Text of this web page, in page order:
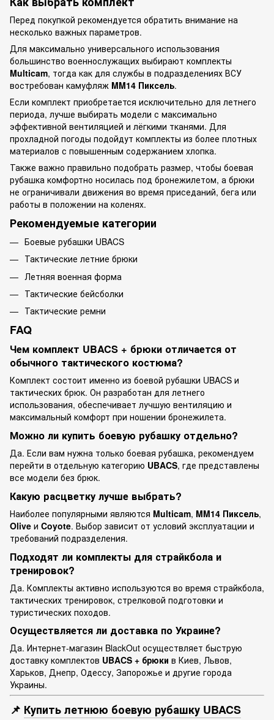
Перед покупкой рекомендуется обратить внимание на
несколько важных параметров.
Для максимально универсального использования
большинство военнослужащих выбирают комплекты
Multicam, тогда как для службы в подразделениях ВСУ
востребован камуфляж MM14 Пиксель.
Если комплект приобретается исключительно для летнего
периода, лучше выбирать модели с максимально
эффективной вентиляцией и лёгкими тканями. Для
прохладной погоды подойдут комплекты из более плотных
материалов с повышенным содержанием хлопка.
Также важно правильно подобрать размер, чтобы боевая
рубашка комфортно носилась под бронежилетом, а брюки
не ограничивали движения во время приседаний, бега или
работы в положении на коленях.
Рекомендуемые категории
Боевые рубашки UBACS
Тактические летние брюки
Летняя военная форма
Тактические бейсболки
Тактические ремни
FAQ
Чем комплект UBACS + брюки отличается от
обычного тактического костюма?
Комплект состоит именно из боевой рубашки UBACS и
тактических брюк. Он разработан для летнего
использования, обеспечивает лучшую вентиляцию и
максимальный комфорт при ношении бронежилета.
Можно ли купить боевую рубашку отдельно?
Да. Если вам нужна только боевая рубашка, рекомендуем
перейти в отдельную категорию UBACS, где представлены
все модели без брюк.
Какую расцветку лучше выбрать?
Наиболее популярными являются Multicam, MM14 Пиксель,
Olive и Coyote. Выбор зависит от условий эксплуатации и
требований подразделения.
Подходят ли комплекты для страйкбола и
тренировок?
Да. Комплекты активно используются во время страйкбола,
тактических тренировок, стрелковой подготовки и
туристических походов.
Осуществляется ли доставка по Украине?
Да. Интернет-магазин BlackOut осуществляет быструю
доставку комплектов UBACS + брюки в Киев, Львов,
Харьков, Днепр, Одессу, Запорожье и другие города
Украины.
📌 Купить летнюю боевую рубашку UBACS